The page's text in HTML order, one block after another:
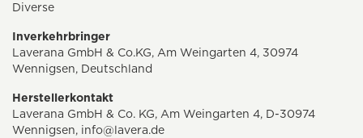
Diverse
Inverkehrbringer
Laverana GmbH & Co.KG, Am Weingarten 4, 30974
Wennigsen, Deutschland
Herstellerkontakt
Laverana GmbH & Co. KG, Am Weingarten 4, D-30974
Wennigsen, info@lavera.de